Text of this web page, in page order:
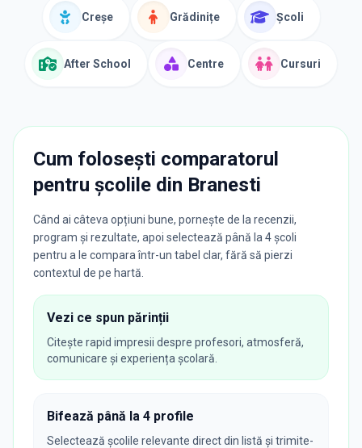
Creșe Grădinițe Școli
After School Centre Cursuri
Cum folosești comparatorul
pentru școlile din Branesti
Când ai câteva opțiuni bune, pornește de la recenzii,
program și rezultate, apoi selectează până la 4 școli
pentru a le compara într-un tabel clar, fără să pierzi
contextul de pe hartă.
Vezi ce spun părinții
Citește rapid impresii despre profesori, atmosferă,
comunicare și experiența școlară.
Bifează până la 4 profile
Selectează școlile relevante direct din listă și trimite-